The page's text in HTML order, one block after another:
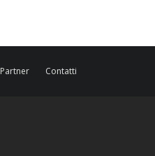
Partner Contatti